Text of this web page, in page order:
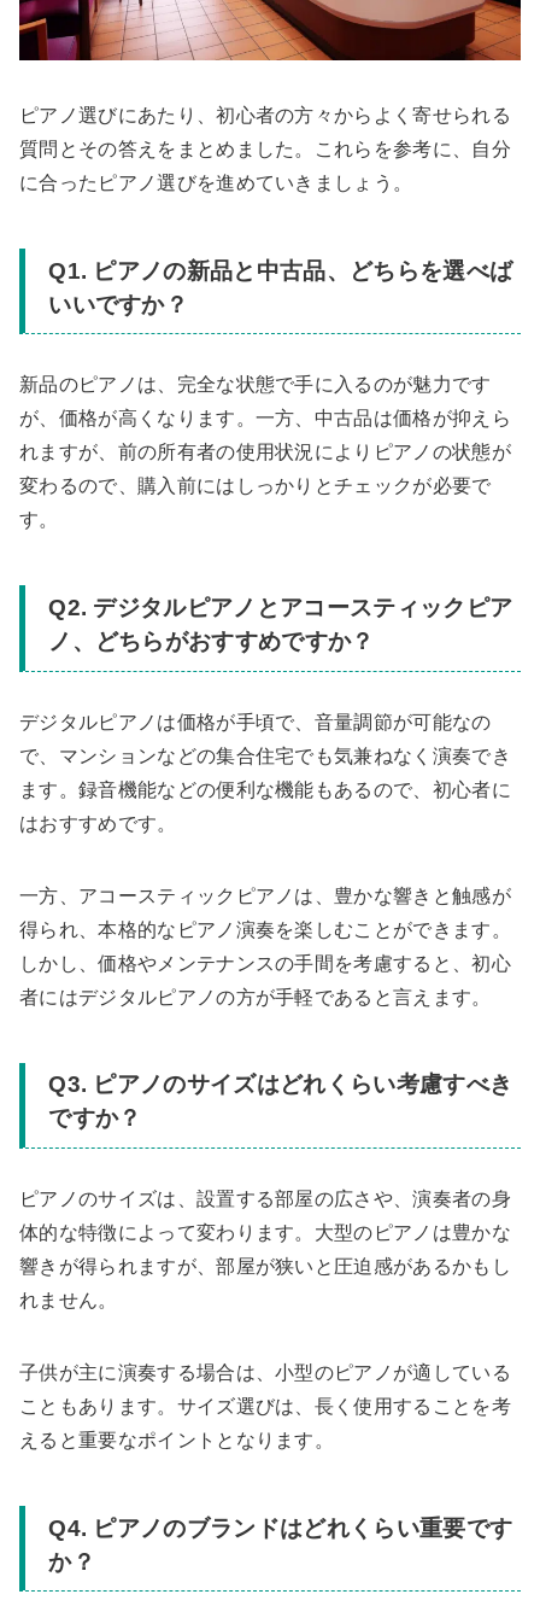
ピアノ選びにあたり、初心者の方々からよく寄せられる
質問とその答えをまとめました。これらを参考に、自分
に合ったピアノ選びを進めていきましょう。
Q1. ピアノの新品と中古品、どちらを選べば
いいですか？
新品のピアノは、完全な状態で手に入るのが魅力です
が、価格が高くなります。一方、中古品は価格が抑えら
れますが、前の所有者の使用状況によりピアノの状態が
変わるので、購入前にはしっかりとチェックが必要で
す。
Q2. デジタルピアノとアコースティックピア
ノ、どちらがおすすめですか？
デジタルピアノは価格が手頃で、音量調節が可能なの
で、マンションなどの集合住宅でも気兼ねなく演奏でき
ます。録音機能などの便利な機能もあるので、初心者に
はおすすめです。
一方、アコースティックピアノは、豊かな響きと触感が
得られ、本格的なピアノ演奏を楽しむことができます。
しかし、価格やメンテナンスの手間を考慮すると、初心
者にはデジタルピアノの方が手軽であると言えます。
Q3. ピアノのサイズはどれくらい考慮すべき
ですか？
ピアノのサイズは、設置する部屋の広さや、演奏者の身
体的な特徴によって変わります。大型のピアノは豊かな
響きが得られますが、部屋が狭いと圧迫感があるかもし
れません。
子供が主に演奏する場合は、小型のピアノが適している
こともあります。サイズ選びは、長く使用することを考
えると重要なポイントとなります。
Q4. ピアノのブランドはどれくらい重要です
か？